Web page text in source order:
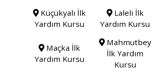
Küçükyalı İlk
Yardım Kursu
Laleli İlk
Yardım Kursu
Maçka İlk
Yardım Kursu
Mahmutbey
İlk Yardım
Kursu